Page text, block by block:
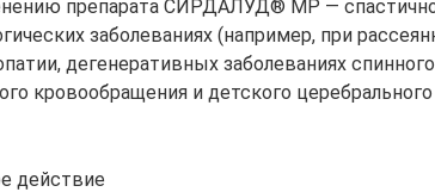
препарата СИРДАЛУД® МР —
заболеваниях (например, при
дегенеративных заболеваниях
кровообращения и детского
действие